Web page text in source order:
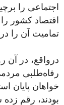
اجتماعی را
اقتصاد کشور
تمامیت آن را
در‌واقع، در آن
رفاه‌طلبی
بودند، رقم